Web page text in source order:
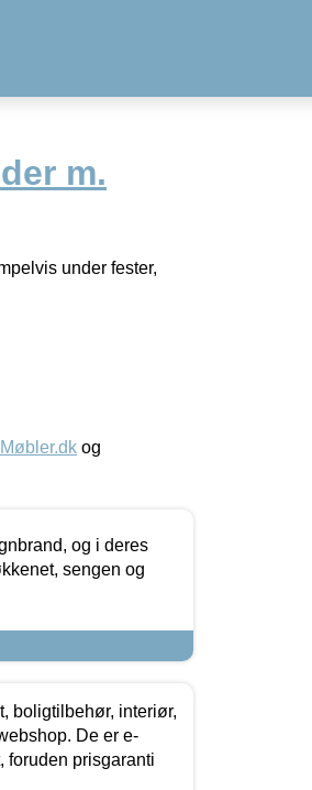
m.
under fester,
og
og i deres
sengen og
boligtilbehør, interiør,
De er e-
foruden prisgaranti